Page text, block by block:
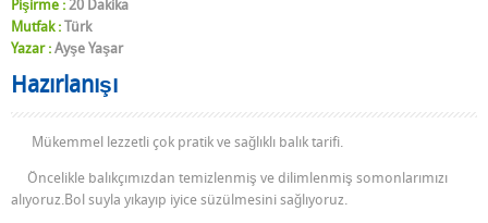
Pişirme : 20 Dakika
Mutfak : Türk
Yazar : Ayşe Yaşar
Hazırlanışı
Mükemmel lezzetli çok pratik ve sağlıklı balık tarifi.
Öncelikle balıkçımızdan temizlenmiş ve dilimlenmiş somonlarımızı
alıyoruz.Bol suyla yıkayıp iyice süzülmesini sağlıyoruz.